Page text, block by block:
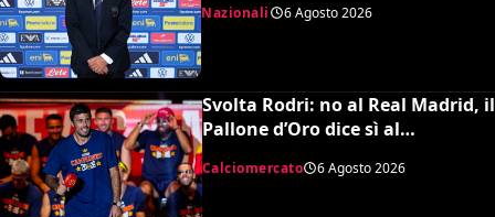
Nazionali 6 Agosto 2026
Svolta Rodri: no al Real Madrid, il
Pallone d’Oro dice sì al
Barcellona per 50 milioni
Calciomercato 6 Agosto 2026